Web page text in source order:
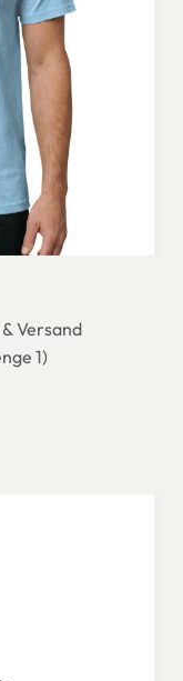
Versand
1)